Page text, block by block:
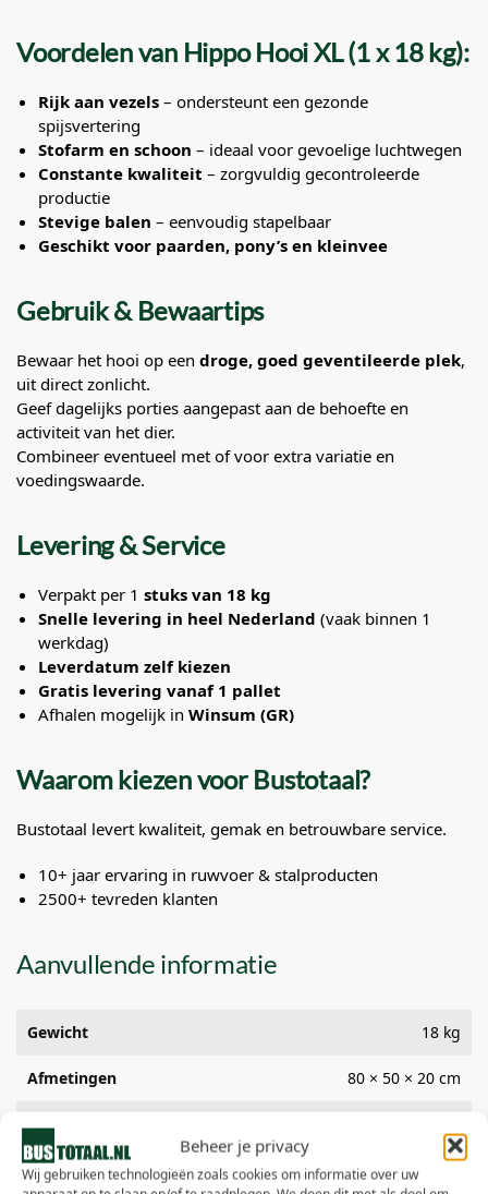
Beheer je privacy
Wij gebruiken technologieën zoals cookies om informatie over uw
Voordelen van Hippo Hooi XL (1 x 18 kg):
Rijk aan vezels – ondersteunt een gezonde
spijsvertering
Stofarm en schoon – ideaal voor gevoelige luchtwegen
Constante kwaliteit – zorgvuldig gecontroleerde
productie
Stevige balen – eenvoudig stapelbaar
Geschikt voor paarden, pony’s en kleinvee
Gebruik & Bewaartips
Bewaar het hooi op een droge, goed geventileerde plek,
uit direct zonlicht.
Geef dagelijks porties aangepast aan de behoefte en
activiteit van het dier.
Combineer eventueel met of voor extra variatie en
voedingswaarde.
Levering & Service
Verpakt per 1 stuks van 18 kg
Snelle levering in heel Nederland (vaak binnen 1
werkdag)
Leverdatum zelf kiezen
Gratis levering vanaf 1 pallet
Afhalen mogelijk in Winsum (GR)
Waarom kiezen voor Bustotaal?
Bustotaal levert kwaliteit, gemak en betrouwbare service.
10+ jaar ervaring in ruwvoer & stalproducten
2500+ tevreden klanten
Aanvullende informatie
Gewicht 18 kg
Afmetingen 80 × 50 × 20 cm
Type verpakking
pallet